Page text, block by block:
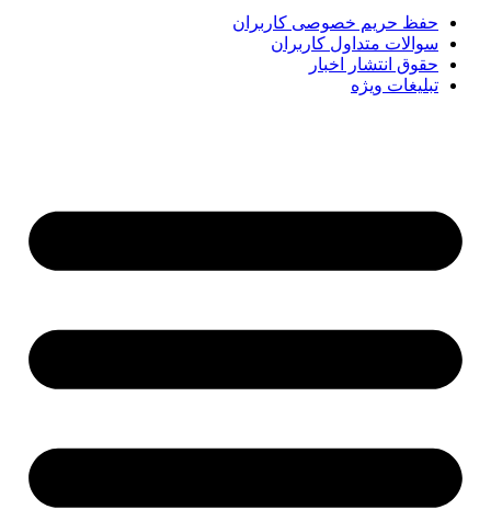
حفظ حریم خصوصی کاربران
سوالات متداول کاربران
حقوق انتشار اخبار
تبلیغات ویژه